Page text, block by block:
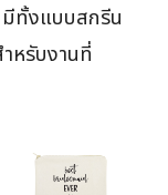
ทั้งแบบสกรีน
หรับงานที่